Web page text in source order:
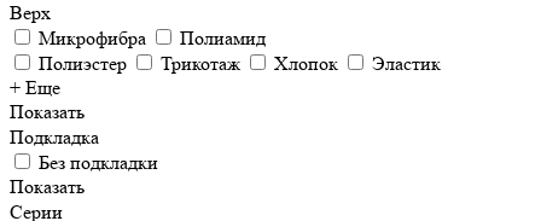
Верх
Микрофибра
Полиамид
Полиэстер
Трикотаж Хлопок
Эластик
+ Еще
Показать
Подкладка
Без подкладки
Показать
Серии